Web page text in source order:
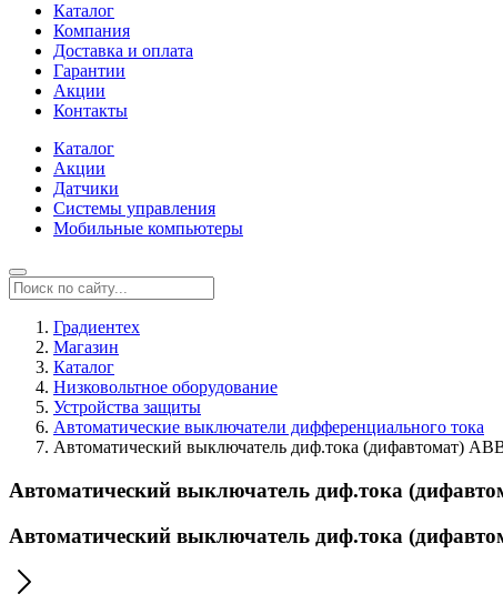
Каталог
Компания
Доставка и оплата
Гарантии
Акции
Контакты
Каталог
Акции
Датчики
Системы управления
Мобильные компьютеры
Градиентех
Магазин
Каталог
Низковольтное оборудование
Устройства защиты
Автоматические выключатели дифференциального тока
Автоматический выключатель диф.тока (дифавтомат)
Автоматический выключатель диф.тока
Автоматический выключатель диф.тока